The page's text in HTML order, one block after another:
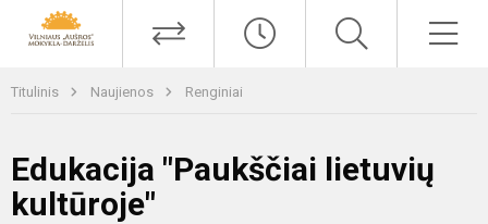
Titulinis Naujienos Renginiai
Edukacija "Paukščiai lietuvių
kultūroje"